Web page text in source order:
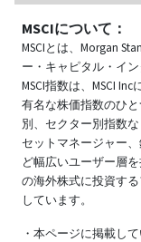
MSCIについて：
MSCIとは、Morgan
ー・キャピタル・イ
MSCI指数は、MSCI
有名な株価指数のひ
別、セクター別指数
セットマネージャー
ど幅広いユーザー層
の海外株式に投資す
しています。
・本ページに掲載し